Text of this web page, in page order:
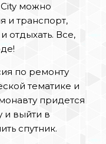
можно
и транспорт,
отдыхать. Все,
по ремонту
тематике и
придется
и выйти в
спутник.